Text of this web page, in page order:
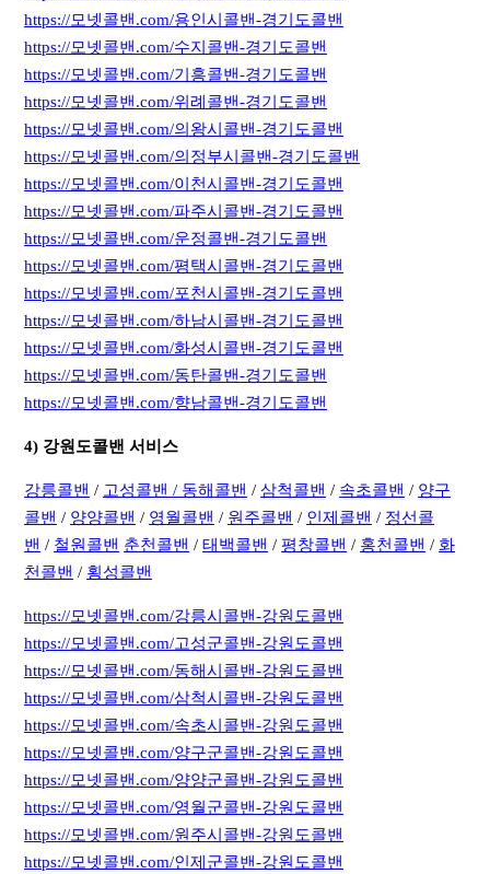
https://모넷콜밴.com/용인시콜밴-경기도콜밴
https://모넷콜밴.com/수지콜밴-경기도콜밴
https://모넷콜밴.com/기흥콜밴-경기도콜밴
https://모넷콜밴.com/위례콜밴-경기도콜밴
https://모넷콜밴.com/의왕시콜밴-경기도콜밴
https://모넷콜밴.com/의정부시콜밴-경기도콜밴
https://모넷콜밴.com/이천시콜밴-경기도콜밴
https://모넷콜밴.com/파주시콜밴-경기도콜밴
https://모넷콜밴.com/운정콜밴-경기도콜밴
https://모넷콜밴.com/평택시콜밴-경기도콜밴
https://모넷콜밴.com/포천시콜밴-경기도콜밴
https://모넷콜밴.com/하남시콜밴-경기도콜밴
https://모넷콜밴.com/화성시콜밴-경기도콜밴
https://모넷콜밴.com/동탄콜밴-경기도콜밴
https://모넷콜밴.com/향남콜밴-경기도콜밴
4) 강원도콜밴 서비스
강릉콜밴 / 고성콜밴 / 동해콜밴 /삼척콜밴 / 속초콜밴 / 양구
콜밴 / 양양콜밴 / 영월콜밴 / 원주콜밴 / 인제콜밴 / 정선콜
밴 / 철원콜밴 춘천콜밴 /태백콜밴 / 평창콜밴 / 홍천콜밴 /화
천콜밴 / 횡성콜밴
https://모넷콜밴.com/강릉시콜밴-강원도콜밴
https://모넷콜밴.com/고성군콜밴-강원도콜밴
https://모넷콜밴.com/동해시콜밴-강원도콜밴
https://모넷콜밴.com/삼척시콜밴-강원도콜밴
https://모넷콜밴.com/속초시콜밴-강원도콜밴
https://모넷콜밴.com/양구군콜밴-강원도콜밴
https://모넷콜밴.com/양양군콜밴-강원도콜밴
https://모넷콜밴.com/영월군콜밴-강원도콜밴
https://모넷콜밴.com/원주시콜밴-강원도콜밴
https://모넷콜밴.com/인제군콜밴-강원도콜밴